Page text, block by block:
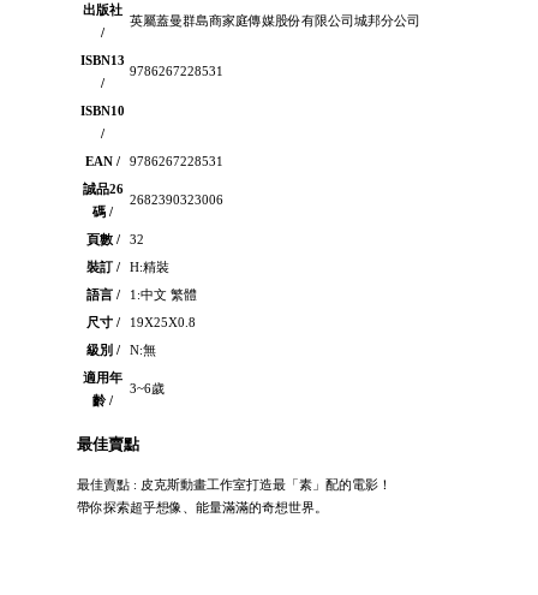
出版社
/
英屬蓋曼群島商家庭傳媒股份有限公司城邦分公司
ISBN13
/
9786267228531
ISBN10
/
EAN /
9786267228531
誠品26
碼 /
2682390323006
頁數 /
32
裝訂 /
H:精裝
語言 /
1:中文 繁體
尺寸 /
19X25X0.8
級別 /
N:無
適用年
齡 /
3~6歲
最佳賣點
最佳賣點 : 皮克斯動畫工作室打造最「素」配的電影！
帶你探索超乎想像、能量滿滿的奇想世界。